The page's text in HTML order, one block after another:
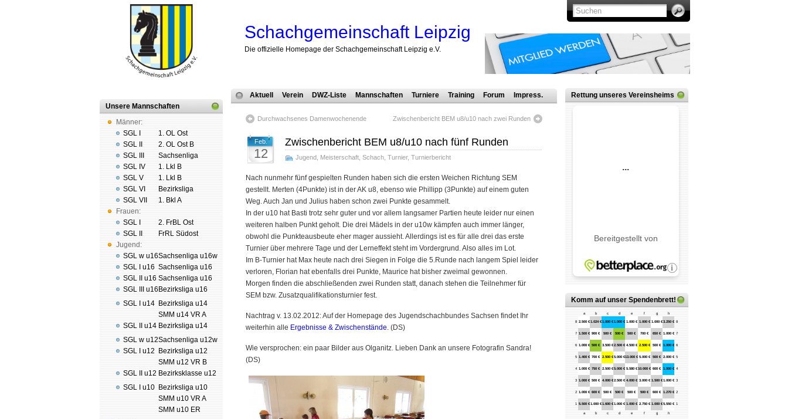
Schachgemeinschaft Leipzig
Die offizielle Homepage der Schachgemeinschaft Leipzig e.V.
Unsere Mannschaften
Männer:
SGL I
SGL II
SGL III
SGL IV
SGL V
SGL VI
SGL VII
Frauen:
SGL I
SGL II
Jugend:
SGL w u16
SGL I u16
SGL II u16
SGL III u16
SGL I u14
SGL II u14
SGL w u12
SGL I u12
SGL II u12
SGL I u10
1. OL Ost
2. OL Ost B
Sachsenliga
1. Lkl B
1. Lkl B
Bezirksliga
1. Bkl A
2. FrBL Ost
FrRL Südost
Sachsenliga u16w
Sachsenliga u16
Sachsenliga u16
Bezirksliga u16
Bezirksliga u14
SMM u14 VR A
Bezirksliga u14
Sachsenliga u12w
Bezirksliga u12
SMM u12 VR B
Bezirksklasse u12
Bezirksliga u10
SMM u10 VR A
SMM u10 ER
Aktuell Verein DWZ-Liste Mannschaften Turniere Training Forum Impress.
Durchwachsenes Damenwochenende Zwischenbericht BEM u8/u10 nach zwei Runden
Feb.
12
Zwischenbericht BEM u8/u10 nach fünf Runden
Jugend Meisterschaft Schach Turnier, Turnierbericht
Nach nunmehr fünf gespielten Runden haben sich die ersten Weichen Richtung SEM
gestellt. Merten (4Punkte) ist in der AK u8, ebenso wie Phillipp (3Punkte) auf einem guten
Weg. Auch Jan und Julius haben schon zwei Punkte gesammelt.
In der u10 hat Basti trotz sehr guter und vor allem langsamer Partien heute leider nur einen
weiteren halben Punkt geholt. Die drei Mädels in der u10w kämpfen auch immer länger,
obwohl die Punkteausbeute eher mager aussieht. Allerdings ist es für alle drei das erste
Turnier über mehrere Tage und der Lerneffekt steht im Vordergrund. Also alles im Lot.
Im B-Turnier hat Max heute nach drei Siegen in Folge die 5.Runde nach langem Spiel leider
verloren, Florian hat ebenfalls drei Punkte, Maurice hat bisher zweimal gewonnen.
Morgen finden die abschließenden zwei Runden statt, danach stehen die Teilnehmer für
SEM bzw. Zusatzqualifikationsturnier fest.
Nachtrag v. 13.02.2012: Auf der Homepage des Jugendschachbundes Sachsen findet Ihr
weiterhin alle Ergebnisse & Zwischenstände. (DS)
Wie versprochen: ein paar Bilder aus Olganitz. Lieben Dank an unsere Fotografin Sandra!
(DS)
Rettung unseres Vereinsheims
Komm auf unser Spendenbrett!
a b c d e f g h
8 2.500 € 1.024 € 1.000 € 1.000 € 1.000 € 1.000 € 1.000 € 3.250 € 8
7 1.500 € 900 € 500 € 500 € 500 € 700 € 650 € 1.000 € 7
6 1.000 € 500 € 3.500 € 2.500 € 4.500 € 2.500 € 500 € 1.000 € 6
5 1.400 € 700 € 2.500 € 5.000 €13.000 € 5.000 € 500 € 2.000 € 5
4 1.000 € 750 € 2.500 € 5.000 € 5.580 € 10.000 € 600 € 1.000 € 4
3 1.000 € 500 € 4.000 € 2.500 € 4.000 € 3.000 € 1.500 € 1.000 € 3
2 1.000 € 600 € 500 € 500 € 500 € 500 € 600 € 1.270 € 2
1 5.500 € 1.000 € 1.600 € 1.000 € 1.000 € 2.750 € 1.000 € 5.550 € 1
a b c d e f g h